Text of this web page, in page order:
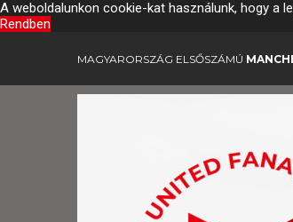
A weboldalunkon cookie-kat használunk, hogy a
Rendben
MAGYARORSZÁG ELSŐSZÁMÚ